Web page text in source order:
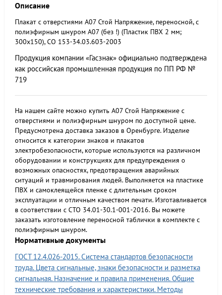
Описание
Плакат с отверстиями А07 Стой Напряжение, переносной, с
полиэфирным шнуром A07 (без !) (Пластик ПВХ 2 мм;
300х150), СО 153-34.03.603-2003
Продукция компании «Гасзнак» официально подтверждена
как российская промышленная продукция по ПП РФ №
719
На нашем сайте можно купить А07 Стой Напряжение с
отверстиями и полиэфирным шнуром по доступной цене.
Предусмотрена доставка заказов в Оренбурге. Изделие
относится к категории знаков и плакатов
электробезопасности, которые используются на различном
оборудовании и конструкциях для предупреждения о
возможных опасностях, предотвращения аварийных
ситуаций и травмирования людей. Выполняется на пластике
ПВХ и самоклеящейся пленке с длительным сроком
эксплуатации и отличным качеством печати. Изготавливается
в соответствии с СТО 34.01-30.1-001-2016. Вы можете
заказать изготовление переносной таблички в комплекте с
полиэфирным шнуром.
Нормативные документы
ГОСТ 12.4.026-2015. Система стандартов безопасности
труда. Цвета сигнальные, знаки безопасности и разметка
сигнальная. Назначение и правила применения. Общие
технические требования и характеристики. Методы